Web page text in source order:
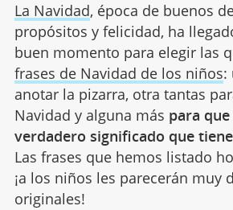
La Navidad, época de buenos
propósitos y felicidad, ha
buen momento para elegir las
frases de Navidad de los niños:
anotar la pizarra, otra tantas
Navidad y alguna más para
verdadero significado que
Las frases que hemos listado
¡a los niños les parecerán muy
originales!